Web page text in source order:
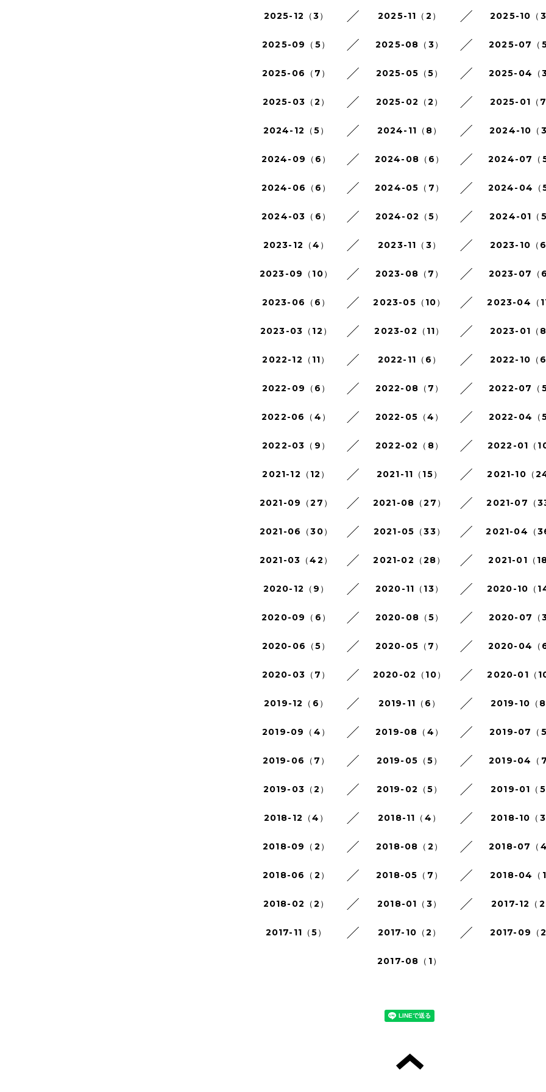
2025-12（3） 2025-11（2） 2025-10（3
2025-09（5） 2025-08（3） 2025-07（5
2025-06（7） 2025-05（5） 2025-04（3
2025-03（2） 2025-02（2） 2025-01（7
2024-12（5） 2024-11（8） 2024-10（3
2024-09（6） 2024-08（6） 2024-07（5
2024-06（6） 2024-05（7） 2024-04（5
2024-03（6） 2024-02（5） 2024-01（5
2023-12（4） 2023-11（3） 2023-10（6
2023-09（10） 2023-08（7） 2023-07（6
2023-06（6） 2023-05（10） 2023-04（11
2023-03（12） 2023-02（11） 2023-01（8
2022-12（11） 2022-11（6） 2022-10（6
2022-09（6） 2022-08（7） 2022-07（5
2022-06（4） 2022-05（4） 2022-04（5
2022-03（9） 2022-02（8） 2022-01（10
2021-12（12） 2021-11（15） 2021-10（24
2021-09（27） 2021-08（27） 2021-07（33
2021-06（30） 2021-05（33） 2021-04（
2021-03（42） 2021-02（28） 2021-01（18
2020-12（9） 2020-11（13） 2020-10（14
2020-09（6） 2020-08（5） 2020-07（3
2020-06（5） 2020-05（7） 2020-04（6
2020-03（7） 2020-02（10） 2020-01（10
2019-12（6） 2019-11（6） 2019-10（8
2019-09（4） 2019-08（4） 2019-07（5
2019-06（7） 2019-05（5） 2019-04（7
2019-03（2） 2019-02（5） 2019-01（5
2018-12（4） 2018-11（4） 2018-10（3
2018-09（2） 2018-08（2） 2018-07（4
2018-06（2） 2018-05（7） 2018-04（1
2018-02（2） 2018-01（3） 2017-12（2
2017-11（5） 2017-10（2） 2017-09（2
2017-08（1）